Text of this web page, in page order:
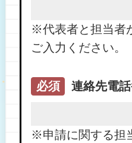
※代表者と担当者
ご入力ください。
必須 連絡先電
※申請に関する担